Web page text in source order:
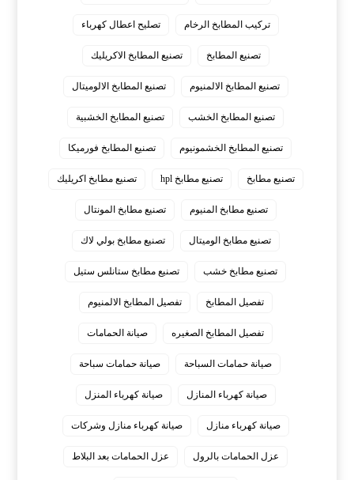
تركيب المطابخ الرخام تصليح اعطال كهرباء
تصنيع المطابخ تصنيع المطابخ الاكريليك
تصنيع المطابخ الالمنيوم تصنيع المطابخ الالوميتال
تصنيع المطابخ الخشب تصنيع المطابخ الخشبية
تصنيع المطابخ الخشمونيوم تصنيع المطابخ فورميكا
تصنيع مطابخ تصنيع مطابخ hpl تصنيع مطابخ اكريليك
تصنيع مطابخ المنيوم تصنيع مطابخ المونتال
تصنيع مطابخ الوميتال تصنيع مطابخ بولي لاك
تصنيع مطابخ خشب تصنيع مطابخ ستانلس ستيل
تفصيل المطابخ تفصيل المطابخ الالمنيوم
تفصيل المطابخ الصغيره صيانة الحمامات
صيانة حمامات السباحة صيانة حمامات سباحة
صيانة كهرباء المنازل صيانة كهرباء المنزل
صيانة كهرباء منازل صيانة كهرباء منازل وشركات
عزل الحمامات بالرول عزل الحمامات بعد البلاط